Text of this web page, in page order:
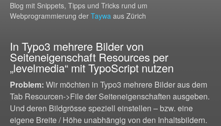
Blog mit Snippets, Tipps und Tricks rund um
Webprogrammierung der Taywa aus Zürich
In Typo3 mehrere Bilder von
Seiteneigenschaft Resources per
„levelmedia“ mit TypoScript nutzen
Problem: Wir möchten in Typo3 mehrere Bilder aus dem
Tab Resourcen->File der Seiteneigenschaften ausgeben.
Und deren Bildgrösse speziell einstellen – bzw. eine
eigene Breite / Höhe unabhängig von den Inhaltsbildern.